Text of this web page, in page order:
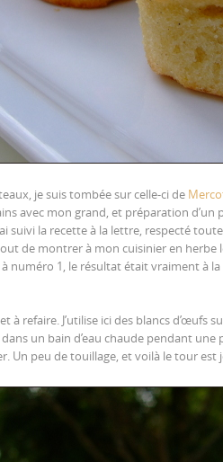
je suis tombée sur celle-ci de
avec mon grand, et préparation
suivi la recette à la lettre, respecté
de montrer à mon cuisinier en
1, le résultat était vraiment à la
refaire. J’utilise ici des blancs d’œufs
un bain d’eau chaude pendant
Un peu de touillage, et voilà le tour est